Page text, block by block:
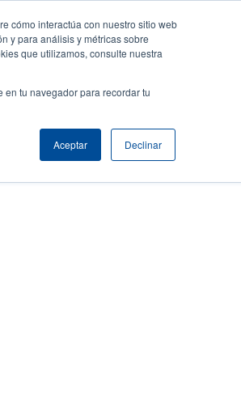
cómo interactúa con nuestro sitio web
y para análisis y métricas sobre
que utilizamos, consulte nuestra
tu navegador para recordar tu
Aceptar Declinar
Empresa
User
Iniciar sesión / Registrarse
Header